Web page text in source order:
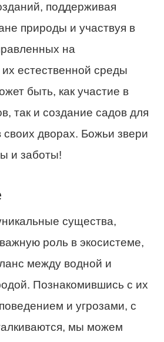
поддерживая
природы и участвуя в
на
естественной среды
быть, как участие в
так и создание садов для
дворах. Божьи звери
и заботы!
существа,
роль в экосистеме,
между водной и
Познакомившись с их
и угрозами, с
мы можем